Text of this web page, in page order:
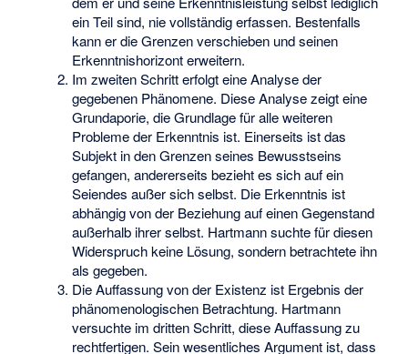
ein Teil sind, nie vollständig erfassen. Bestenfalls
kann er die Grenzen verschieben und seinen
Erkenntnishorizont erweitern.
Im zweiten Schritt erfolgt eine Analyse der
gegebenen Phänomene. Diese Analyse zeigt eine
Grundaporie, die Grundlage für alle weiteren
Probleme der Erkenntnis ist. Einerseits ist das
Subjekt in den Grenzen seines Bewusstseins
gefangen, andererseits bezieht es sich auf ein
Seiendes außer sich selbst. Die Erkenntnis ist
abhängig von der Beziehung auf einen Gegenstand
außerhalb ihrer selbst. Hartmann suchte für diesen
Widerspruch keine Lösung, sondern betrachtete ihn
als gegeben.
Die Auffassung von der Existenz ist Ergebnis der
phänomenologischen Betrachtung. Hartmann
versuchte im dritten Schritt, diese Auffassung zu
rechtfertigen. Sein wesentliches Argument ist, dass